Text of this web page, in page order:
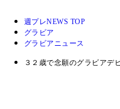
週プレNEWS TOP
グラビア
グラビアニュース
３２歳で念願のグラビアデ